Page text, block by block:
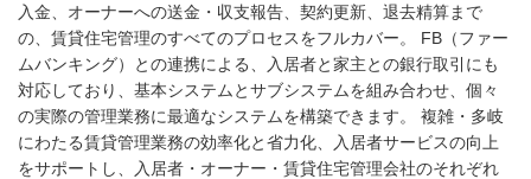
入金、オーナーへの送金・収支報告、契約更新、退去精算まで
の、賃貸住宅管理のすべてのプロセスをフルカバー。 FB（ファー
ムバンキング）との連携による、入居者と家主との銀行取引にも
対応しており、基本システムとサブシステムを組み合わせ、個々
の実際の管理業務に最適なシステムを構築できます。 複雑・多岐
にわたる賃貸管理業務の効率化と省力化、入居者サービスの向上
をサポートし、入居者・オーナー・賃貸住宅管理会社のそれぞれ